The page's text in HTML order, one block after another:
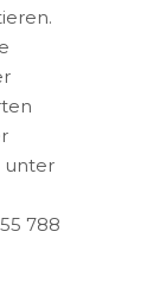
unter
788